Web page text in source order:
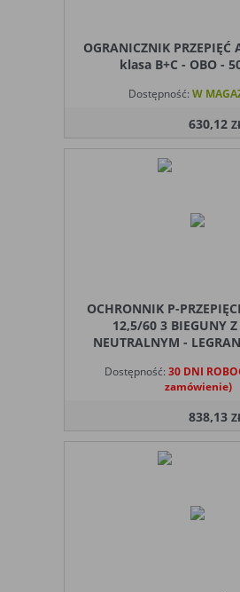
internetowej.OGRANICZNIK PRZEPIĘĆ
klasa B+C - OBO -
Dostępność: W
630,12
OCHRONNIK P-
12,5/60 3 BIEGUNY Z
NEUTRALNYM -
Dostępność: 30 DNI
zamówienie)
838,13